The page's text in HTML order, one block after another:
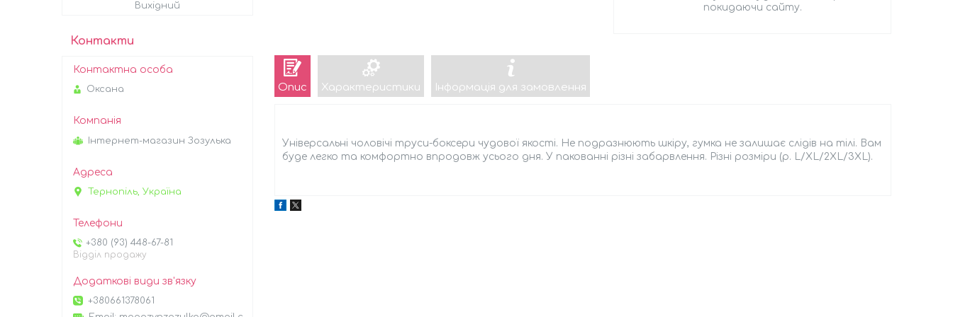
покидаючи сайту.
Опис Характеристики Інформація для замовлення
Універсальні чоловічі труси-боксери чудової якості. Не подразнюють шкіру, гумка не залишає слідів на тілі. Вам
буде легко та комфортно впродовж усього дня. У пакованні різні забарвлення. Різні розміри (р. L/XL/2XL/3XL).
Вихідний
Контакти
Оксана
Інтернет-магазин Зозулька
Тернопіль, Україна
+380 (93) 448-67-81
Відділ продажу
+380661378061